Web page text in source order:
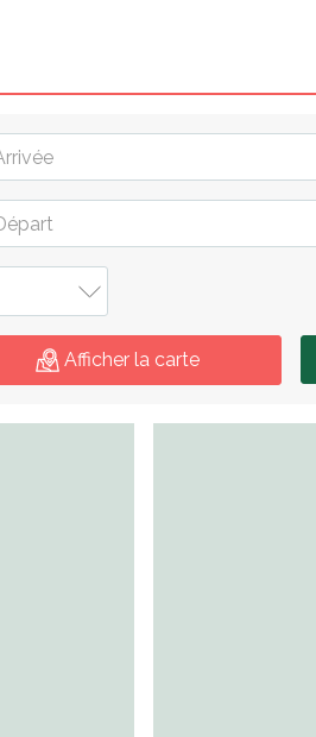
Afficher la carte